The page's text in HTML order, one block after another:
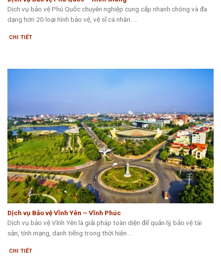
Dịch vụ bảo vệ Phú Quốc chuyên nghiệp cung cấp nhanh chóng và đa
dạng hơn 20 loại hình bảo vệ, vệ sĩ cá nhân. ...
CHI TIẾT
Dịch vụ Bảo vệ Vĩnh Yên – Vĩnh Phúc
Dịch vụ bảo vệ Vĩnh Yên là giải pháp toàn diện để quản lý, bảo vệ tài
sản, tính mạng, danh tiếng trong thời hiện ...
CHI TIẾT